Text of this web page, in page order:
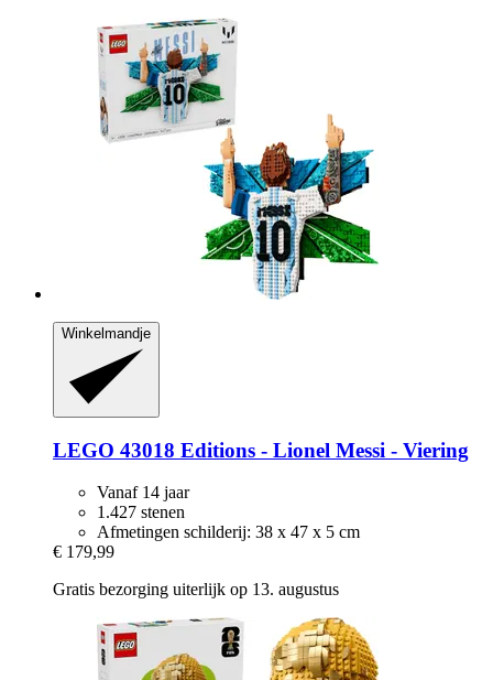
Winkelmandje
LEGO 43018 Editions -​ Lionel Messi -​ Viering
Vanaf 14 jaar
1.427 stenen
Afmetingen schilderij: 38 x 47 x 5 cm
€ 179,99
Gratis bezorging uiterlijk op 13. augustus